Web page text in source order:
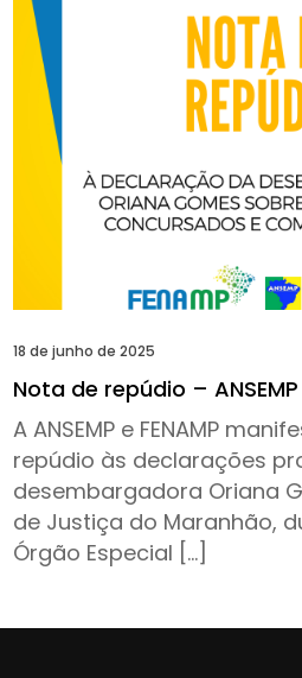
18 de junho de 2025
Nota de repúdio – ANSEMP
A ANSEMP e FENAMP
repúdio às declarações
desembargadora Oriana
de Justiça do Maranhão,
Órgão Especial […]